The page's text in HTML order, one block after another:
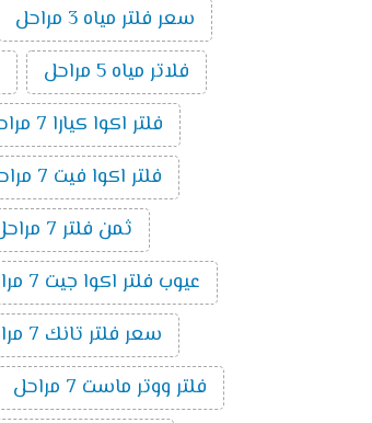
سعر فلتر مياه 3 مراحل
فلاتر مياه 5 مراحل
فلتر اكوا كيارا 7 مراحل
فلتر اكوا فيت 7 مراحل
ثمن فلتر 7 مراحل
عيوب فلتر اكوا جيت 7 مراحل
سعر فلتر تانك 7 مراحل 2019
فلتر ووتر ماست 7 مراحل